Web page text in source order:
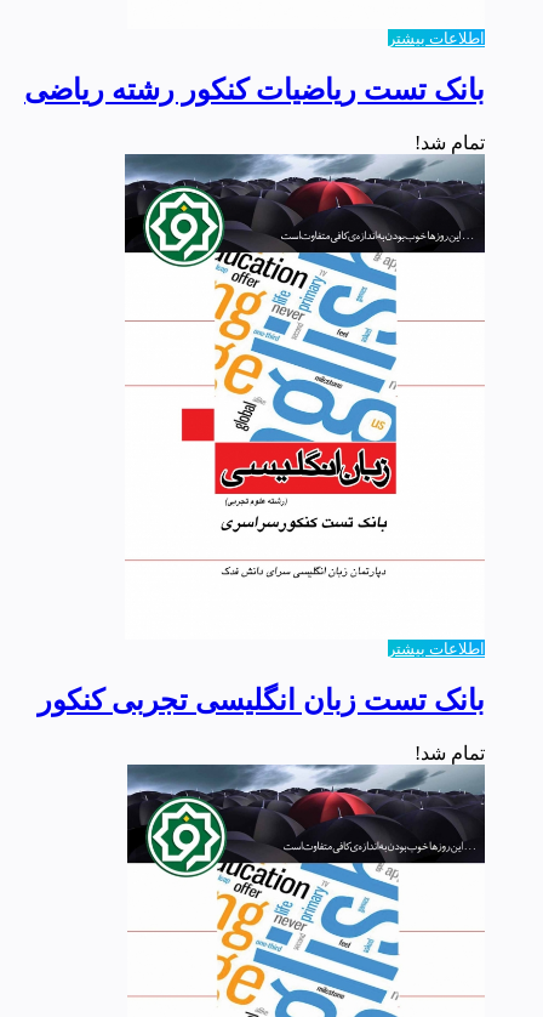
اطلاعات بیشتر
بانک تست ریاضیات کنکور رشته ریاضی
تمام شد!
اطلاعات بیشتر
بانک تست زبان انگلیسی تجربی کنکور
تمام شد!